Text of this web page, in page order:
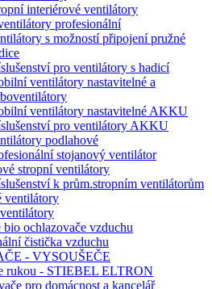
interiérové ventilátory
profesionální
s možností připojení pružné
pro ventilátory s hadicí
ventilátory nastavitelné a
ventilátory nastavitelné AKKU
pro ventilátory AKKU
podlahové
stojanový ventilátor
stropní ventilátory
k prům.stropním ventilátorům
ventilátory
bio ochlazovače vzduchu
čistička vzduchu
- VYSOUŠEČE
rukou - STIEBEL ELTRON
pro domácnost a kancelář